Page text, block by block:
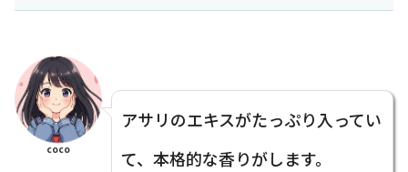
coco
アサリのエキスがたっぷり入ってい
て、本格的な香りがします。